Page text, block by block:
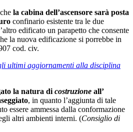
la cabina dell’ascensore sarà posta
confinario esistente tra le due
edificato un parapetto che consente
la nuova edificazione si porrebbe in
cod. civ.
ultimi aggiornamenti alla disciplina
la natura di costruzione all’
, in quanto l’aggiunta di tale
essere ammessa dalla conformazione
altri ambienti interni. (Consiglio di